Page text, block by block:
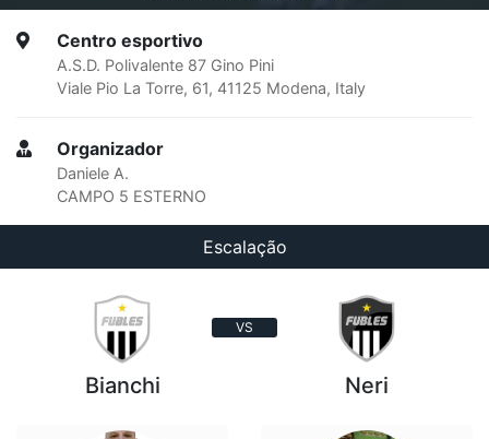
Centro esportivo
A.S.D. Polivalente 87 Gino Pini
Viale Pio La Torre, 61, 41125 Modena, Italy
Organizador
Daniele A.
CAMPO 5 ESTERNO
Escalação
VS
Bianchi Neri